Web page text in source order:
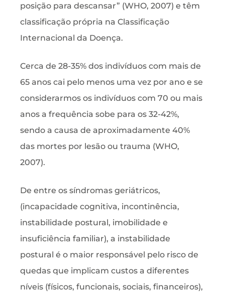
posição para descansar” (WHO, 2007) e têm
classificação própria na Classificação
Internacional da Doença.
Cerca de 28-35% dos indivíduos com mais de
65 anos cai pelo menos uma vez por ano e se
considerarmos os indivíduos com 70 ou mais
anos a frequência sobe para os 32-42%,
sendo a causa de aproximadamente 40%
das mortes por lesão ou trauma (WHO,
2007).
De entre os síndromas geriátricos,
(incapacidade cognitiva, incontinência,
instabilidade postural, imobilidade e
insuficiência familiar), a instabilidade
postural é o maior responsável pelo risco de
quedas que implicam custos a diferentes
níveis (físicos, funcionais, sociais, financeiros),